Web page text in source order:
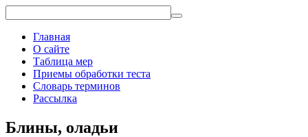
Главная
О сайте
Таблица мер
Приемы обработки теста
Словарь терминов
Рассылка
Блины, оладьи